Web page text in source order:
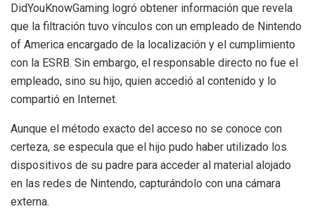
DidYouKnowGaming logró obtener información que revela
que la filtración tuvo vínculos con un empleado de Nintendo
of America encargado de la localización y el cumplimiento
con la ESRB. Sin embargo, el responsable directo no fue el
empleado, sino su hijo, quien accedió al contenido y lo
compartió en Internet.
Aunque el método exacto del acceso no se conoce con
certeza, se especula que el hijo pudo haber utilizado los
dispositivos de su padre para acceder al material alojado
en las redes de Nintendo, capturándolo con una cámara
externa.